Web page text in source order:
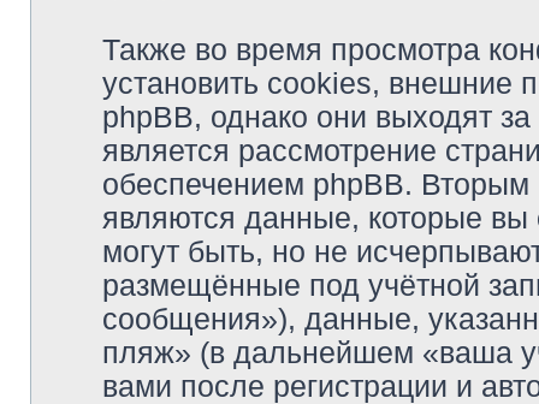
Также во время просмотра
установить cookies, внешние
phpBB, однако они выходят
является рассмотрение
обеспечением phpBB.
являются данные, которые
могут быть, но не
размещённые под учётной
сообщения»), данные,
пляж» (в дальнейшем «ваша
вами после регистрации и